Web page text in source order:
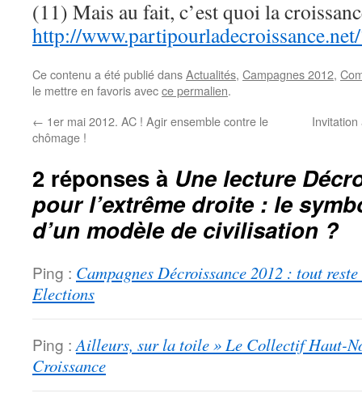
(11) Mais au fait, c’est quoi la
http://
Ce contenu a été publié dansActualités, Campagnes 2012,
le mettre en favoris avecce permalien.
← 1er mai 2012. AC ! Agir ensemble contre le
chômage !
Invitation
2 réponses à Une lecture
pour l’extrême droite : le
d’un modèle de civilisation ?
Ping : Campagnes Décroissance 2012 : tout
Elections
Ping : Ailleurs, sur la toile » Le Collectif Haut-
Croissance